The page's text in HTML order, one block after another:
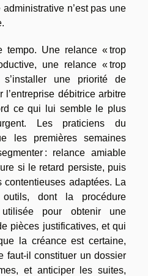
n’est pas une
tempo. Une relance « trop
une relance « trop
une priorité de
l’entreprise débitrice arbitre
ce qui lui semble le plus
Les praticiens du
les premières semaines
: relance amiable
si le retard persiste, puis
adaptées. La
dont la procédure
pour obtenir une
pièces justificatives, et qui
la créance est certaine,
faut-il constituer un dossier
et anticiper les suites,